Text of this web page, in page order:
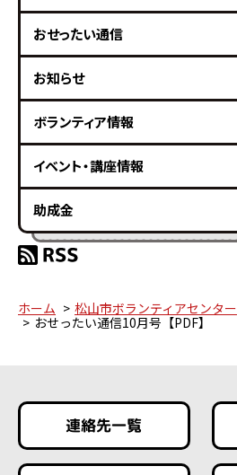
おせったい通信
お知らせ
ボランティア情報
イベント・講座情報
助成金
ホーム 松山市ボランティアセンター
おせったい通信10月号【PDF】
連絡先一覧